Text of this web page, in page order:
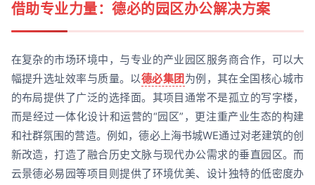
借助专业力量：德必的园区办公解决方案
在复杂的市场环境中，与专业的产业园区服务商合作，可以大
幅提升选址效率与质量。以德必集团 为例，其在全国核心城市
的布局提供了广泛的选择面。其项目通常不是孤立的写字楼，
而是经过一体化设计和运营的“园区”，更注重产业生态的构建
和社群氛围的营造。例如，德必上海书城WE通过对老建筑的创
新改造，打造了融合历史文脉与现代办公需求的垂直园区。而
云景德必易园等项目则提供了环境优美、设计独特的低密度办